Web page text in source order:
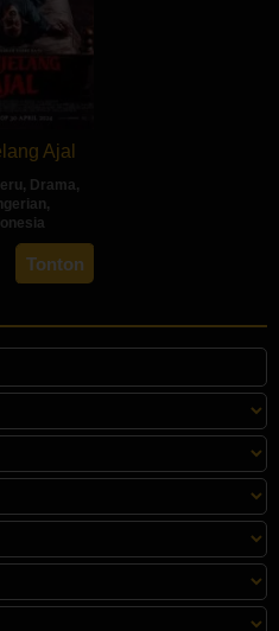
Ajal
, Drama,
,
30
Apr
Hadrah
Daeng
Tonton